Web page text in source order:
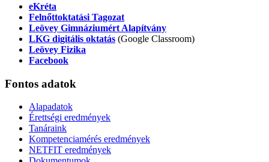
eKréta
Felnőttoktatási Tagozat
Leövey Gimnáziumért Alapítvány
LKG digitális oktatás (Google Classroom)
Leövey Fizika
Facebook
Fontos adatok
Alapadatok
Érettségi eredmények
Tanáraink
Kompetenciamérés eredmények
NETFIT eredmények